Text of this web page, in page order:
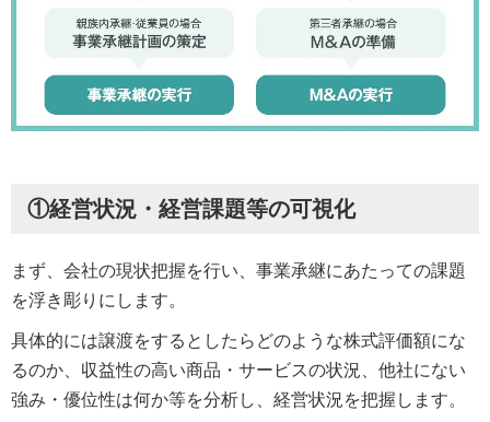
①経営状況・経営課題等の可視化
まず、会社の現状把握を行い、事業承継にあたっての課題
を浮き彫りにします。
具体的には譲渡をするとしたらどのような株式評価額にな
るのか、収益性の高い商品・サービスの状況、他社にない
強み・優位性は何か等を分析し、経営状況を把握します。